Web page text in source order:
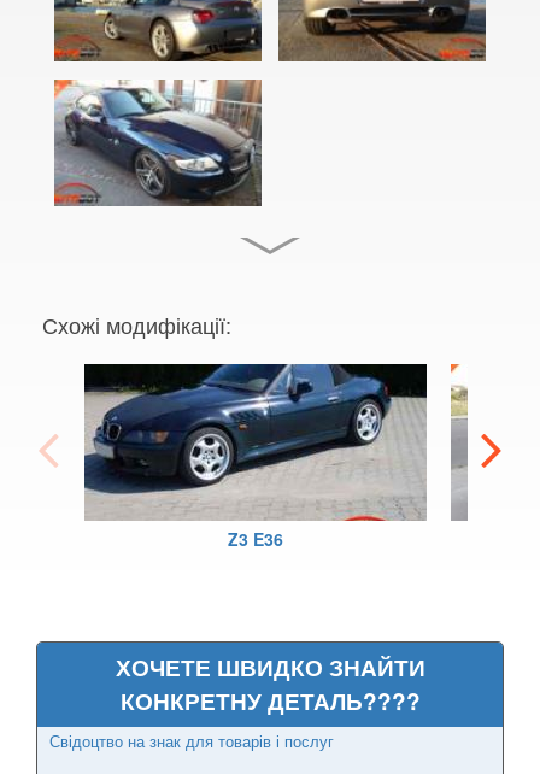
2 Series F46
M2 F87
2 Series F44 Gran Coupe
M2 F44 Gran Coupe
3 Series E90, E91, E92, E93
M3 E90/E92/E93
3 Series F30, F31, F36
3 Series F34
M3 F80
4 Series F33
4 Series F36
Схожі модифікації:
Z3 E36
ХОЧЕТЕ ШВИДКО ЗНАЙТИ
КОНКРЕТНУ ДЕТАЛЬ????
Свідоцтво на знак для товарів і послуг